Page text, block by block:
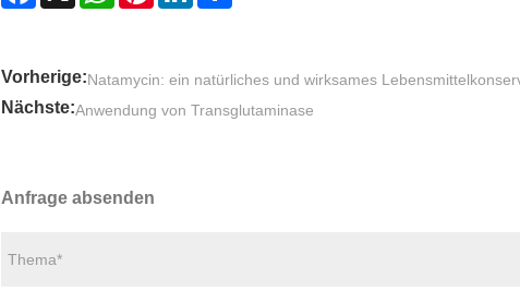
Vorherige:Natamycin: ein natürliches und wirksames
Nächste:Anwendung von Transglutaminase
Anfrage absenden